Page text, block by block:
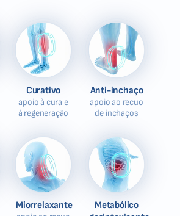
Curativo
apoio à cura e
à regeneração
Anti-inchaço
apoio ao recuo
de inchaços
Miorrelaxante
Metabólico